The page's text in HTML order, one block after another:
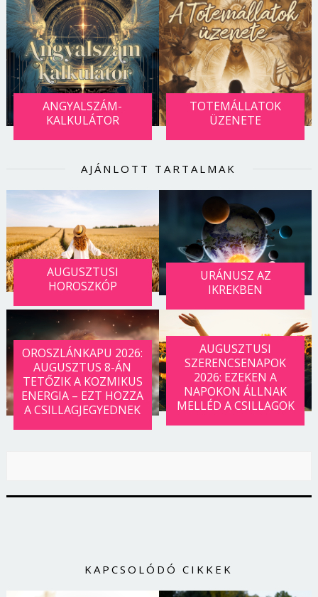
ANGYALSZÁM-
KALKULÁTOR
TOTEMÁLLATOK
ÜZENETE
AJÁNLOTT TARTALMAK
AUGUSZTUSI
HOROSZKÓP
URÁNUSZ AZ
IKREKBEN
OROSZLÁNKAPU 2026:
AUGUSZTUS 8-ÁN
TETŐZIK A KOZMIKUS
ENERGIA – EZT HOZZA
A CSILLAGJEGYEDNEK
AUGUSZTUSI
SZERENCSENAPOK
2026: EZEKEN A
NAPOKON ÁLLNAK
MELLÉD A CSILLAGOK
KAPCSOLÓDÓ CIKKEK